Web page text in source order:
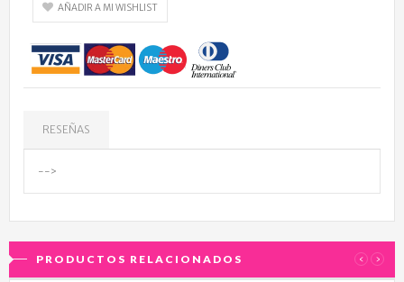
AÑADIR A MI WISHLIST
RESEÑAS
-->
PRODUCTOS RELACIONADOS ‹ ›